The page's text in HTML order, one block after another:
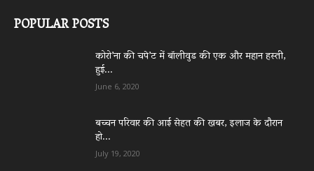
POPULAR POSTS
कोरो’ना की चपे’ट में बॉलीवुड की एक और महान हस्ती,
हुई...
June 6, 2020
बच्चन परिवार की आई सेहत की खबर, इलाज के दौरान
हो...
July 19, 2020